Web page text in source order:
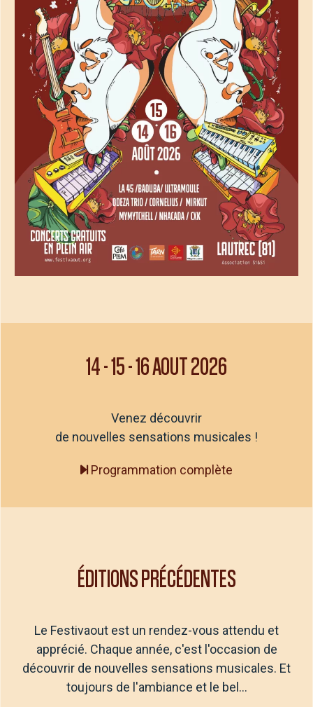
14-15-16 AOUT 2026
Venez découvrir
de nouvelles sensations musicales !
Programmation complète
ÉDITIONS PRÉCÉDENTES
Le Festivaout est un rendez-vous attendu et
apprécié. Chaque année, c'est l'occasion de
découvrir de nouvelles sensations musicales. Et
toujours de l'ambiance et le bel…